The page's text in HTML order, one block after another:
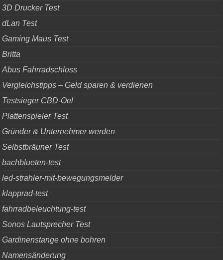
3D Drucker Test
dLan Test
Gaming Maus Test
Britta
Abus Fahrradschloss
Vergleichstipps – Geld sparen & verdienen
Testsieger CBD-Oel
Plattenspieler Test
Gründer & Unternehmer werden
Selbstbräuner Test
bachblueten-test
led-strahler-mit-bewegungsmelder
klapprad-test
fahrradbeleuchtung-test
Sonos Lautsprecher Test
Gardinenstange ohne bohren
Namensänderung